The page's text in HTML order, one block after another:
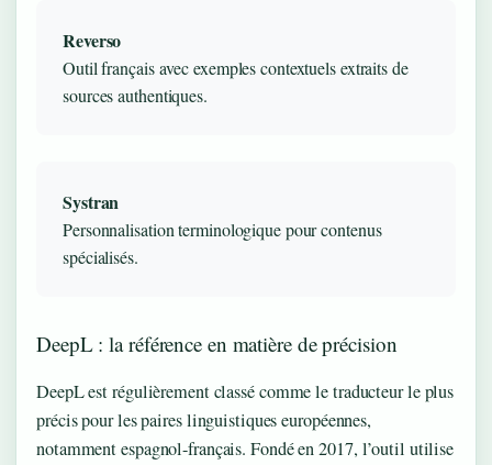
Reverso
Outil français avec exemples contextuels extraits de
sources authentiques.
Systran
Personnalisation terminologique pour contenus
spécialisés.
DeepL : la référence en matière de précision
DeepL est régulièrement classé comme le traducteur le plus
précis pour les paires linguistiques européennes,
notamment espagnol-français. Fondé en 2017, l’outil utilise